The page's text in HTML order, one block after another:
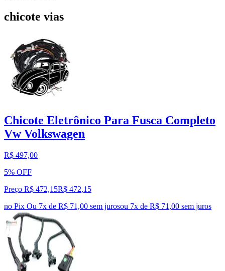
chicote vias
Chicote Eletrônico Para Fusca Completo
Vw Volkswagen
R$ 497,00
5% OFF
Preço R$ 472,15R$ 472,15
no Pix Ou 7x de R$ 71,00 sem jurosou 7x de R$ 71,00 sem juros